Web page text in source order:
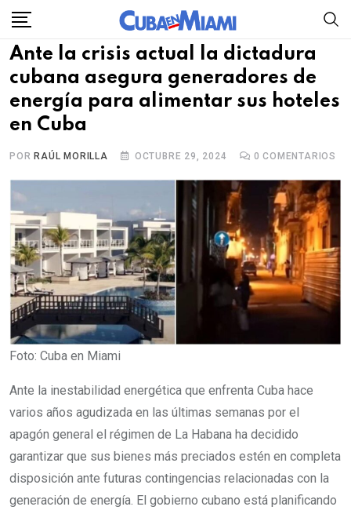
Skip
content
Ante la crisis actual la dictadura
cubana asegura generadores de
energía para alimentar sus hoteles
en Cuba
POR RAÚL MORILLA OCTUBRE 29, 2024 0 COMENTARIOS
Foto: Cuba en Miami
Ante la inestabilidad energética que enfrenta Cuba hace
varios años agudizada en las últimas semanas por el
apagón general el régimen de La Habana ha decidido
garantizar que sus bienes más preciados estén en completa
disposición ante futuras contingencias relacionadas con la
generación de energía. El gobierno cubano está planificando